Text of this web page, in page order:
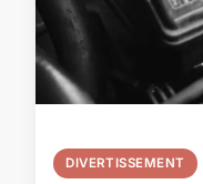
DIVERTISSEMENT